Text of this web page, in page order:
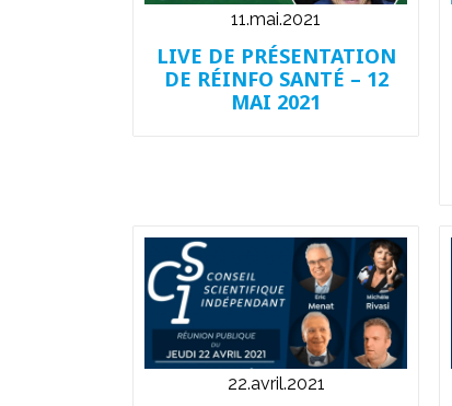
11.mai.2021
LIVE DE PRÉSENTATION
DE RÉINFO SANTÉ – 12
MAI 2021
22.avril.2021